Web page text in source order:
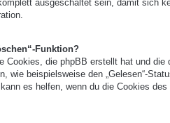
ausgeschaltet sein, damit sich
Funktion?
Cookies, die phpBB erstellt hat und
wie beispielsweise den „Gelesen“-
es helfen, wenn du die Cookies des